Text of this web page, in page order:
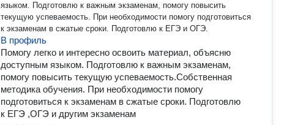
языком. Подготовлю к важным экзаменам, помогу повысить
текущую успеваемость. При необходимости помогу подготовиться
к экзаменам в сжатые сроки. Подготовлю к ЕГЭ и ОГЭ.
В профиль
Помогу легко и интересно освоить материал, объясню
доступным языком. Подготовлю к важным экзаменам,
помогу повысить текущую успеваемость.Собственная
методика обучения. При необходимости помогу
подготовиться к экзаменам в сжатые сроки. Подготовлю
к ЕГЭ ,ОГЭ и другим экзаменам